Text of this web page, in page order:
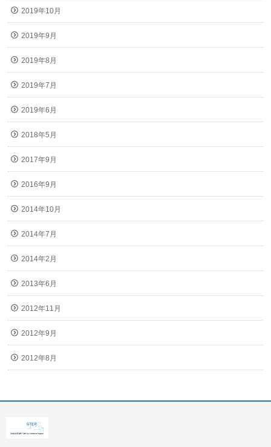
2019年10月
2019年9月
2019年8月
2019年7月
2019年6月
2018年5月
2017年9月
2016年9月
2014年10月
2014年7月
2014年2月
2013年6月
2012年11月
2012年9月
2012年8月